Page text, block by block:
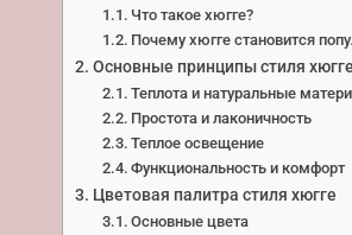
Что такое хюгге?
Почему хюгге становится
Основные принципы стиля хюгге
Теплота и натуральные
Простота и лаконичность
Теплое освещение
Функциональность и комфорт
Цветовая палитра стиля хюгге
Основные цвета